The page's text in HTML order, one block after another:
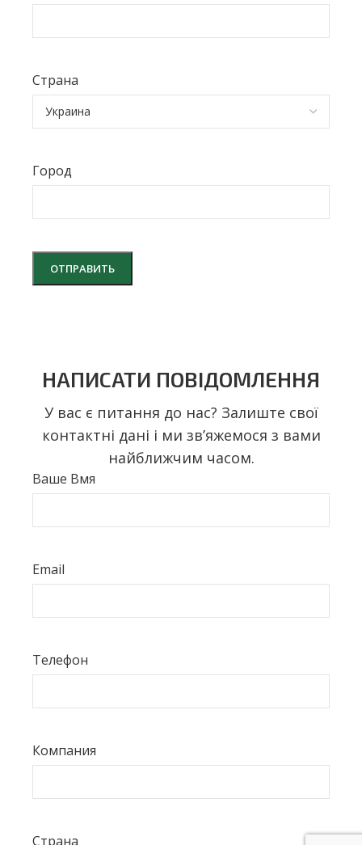
Страна
Город
НАПИСАТИ ПОВІДОМЛЕННЯ
У вас є питання до нас? Залиште свої
контактні дані і ми звʼяжемося з вами
найближчим часом.
Ваше Bмя
Email
Телефон
Компания
Страна